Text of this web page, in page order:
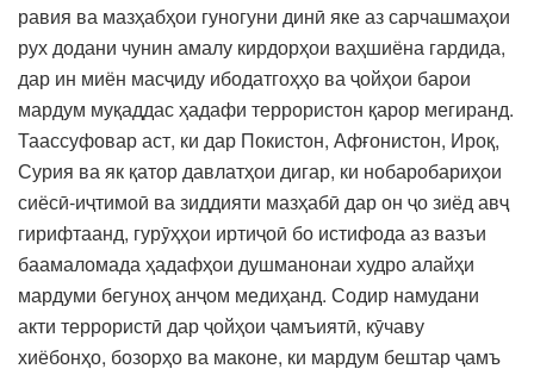
равия ва мазҳабҳои гуногуни динӣ яке аз сарчашмаҳои
рух додани чунин амалу кирдорҳои ваҳшиёна гардида,
дар ин миён масҷиду ибодатгоҳҳо ва ҷойҳои барои
мардум муқаддас ҳадафи террористон қарор мегиранд.
Таассуфовар аст, ки дар Покистон, Афғонистон, Ироқ,
Сурия ва як қатор давлатҳои дигар, ки нобаробариҳои
сиёсӣ‐иҷтимоӣ ва зиддияти мазҳабӣ дар он ҷо зиёд авҷ
гирифтаанд, гурӯҳҳои иртиҷоӣ бо истифода аз вазъи
баамаломада ҳадафҳои душманонаи худро алайҳи
мардуми бегуноҳ анҷом медиҳанд. Содир намудани
акти террористӣ дар ҷойҳои ҷамъиятӣ, кӯчаву
хиёбонҳо, бозорҳо ва маконе, ки мардум бештар ҷамъ